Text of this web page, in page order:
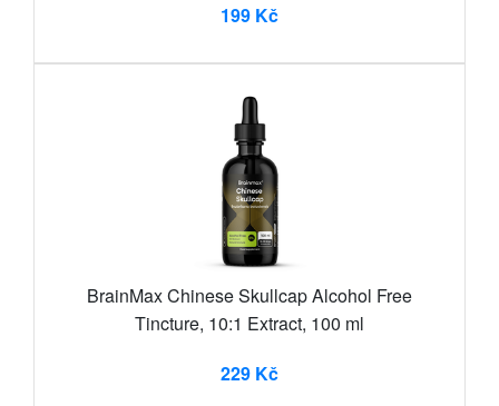
199 Kč
BrainMax Chinese Skullcap Alcohol Free
Tincture, 10:1 Extract, 100 ml
229 Kč